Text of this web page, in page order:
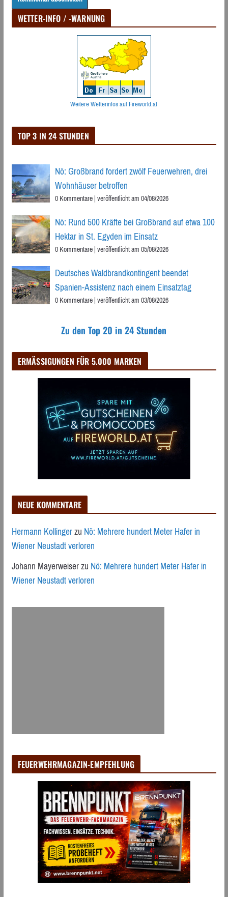
WETTER-INFO / -WARNUNG
Weitere Wetterinfos auf Fireworld.at
TOP 3 IN 24 STUNDEN
Nö: Großbrand fordert zwölf Feuerwehren, drei
Wohnhäuser betroffen
0 Kommentare|veröffentlicht am 04/08/2026
Nö: Rund 500 Kräfte bei Großbrand auf etwa 100
Hektar in St. Egyden im Einsatz
0 Kommentare|veröffentlicht am 05/08/2026
Deutsches Waldbrandkontingent beendet
Spanien-Assistenz nach einem Einsatztag
0 Kommentare|veröffentlicht am 03/08/2026
Zu den Top 20 in 24 Stunden
ERMÄSSIGUNGEN FÜR 5.000 MARKEN
NEUE KOMMENTARE
Hermann KollingerzuNö: Mehrere hundert Meter Hafer in
Wiener Neustadt verloren
Johann MayerweiserzuNö: Mehrere hundert Meter Hafer in
Wiener Neustadt verloren
FEUERWEHRMAGAZIN-EMPFEHLUNG